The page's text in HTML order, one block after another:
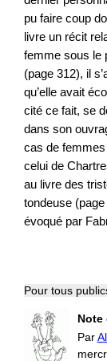
pu faire coup
livre un récit
femme sous le
(page 312), il
qu’elle avait
cité ce fait, se
dans son
cas de
celui de
au livre des
tondeuse
évoqué par
Pour tous
Note
Par